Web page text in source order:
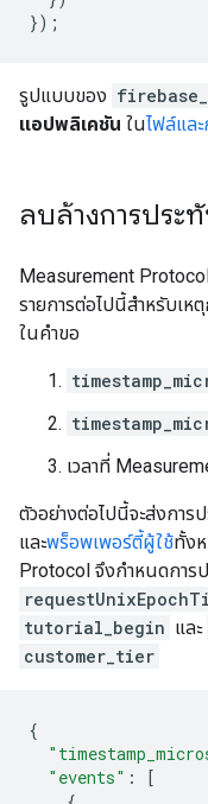
});
รูปแบบของ
แอปพลิเคชัน ในไฟล์แล
ลบล้างการประทั
Measurement Protocol
รายการต่อไปนี้สําหรับเห
ในคําขอ
เวลาที่
ตัวอย่างต่อไปนี้จะส่งการ
และพร็อพเพอร์ตี้ผู้ใช้ทั้ง
Protocol จึงกําหนดการป
tutorial_begin และ
customer_tier
{
"events" :
[